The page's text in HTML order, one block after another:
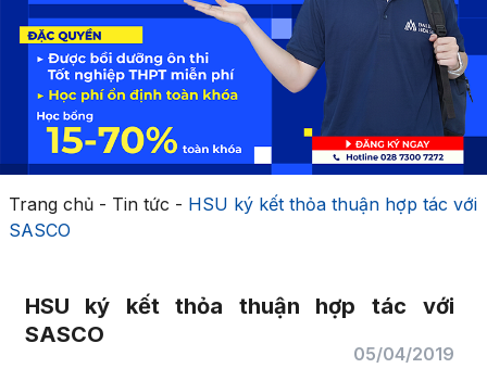
Trang chủ- Tin tức - HSU ký kết thỏa thuận hợp tác với
SASCO
HSU ký kết thỏa thuận hợp tác với
SASCO
05/04/2019